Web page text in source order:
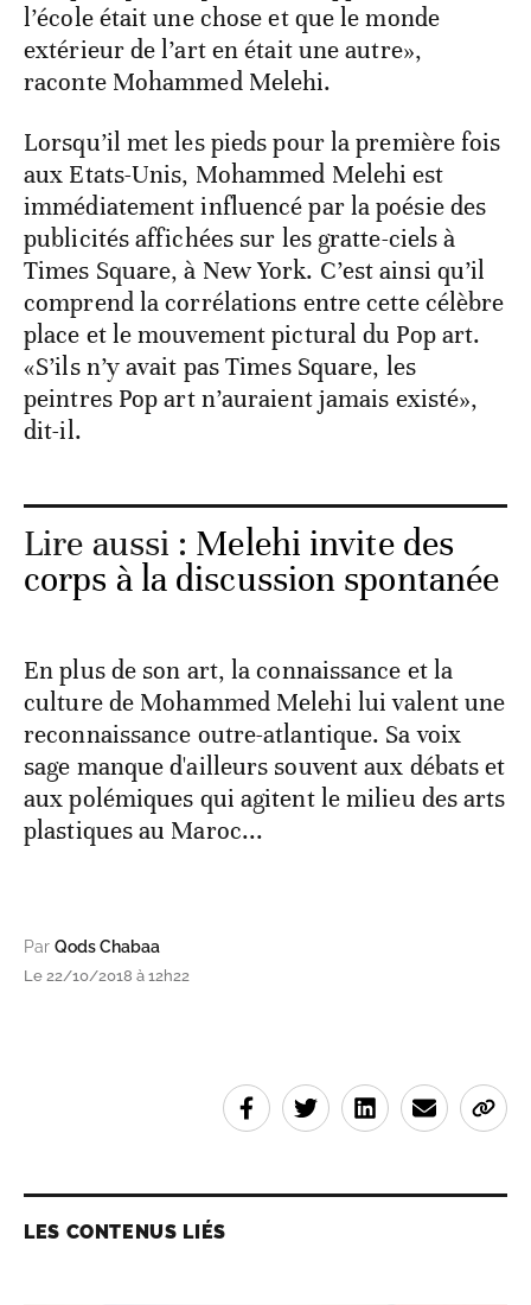
l’école était une chose et que le monde
extérieur de l’art en était une autre»,
raconte Mohammed Melehi.
Lorsqu’il met les pieds pour la première fois
aux Etats-Unis, Mohammed Melehi est
immédiatement influencé par la poésie des
publicités affichées sur les gratte-ciels à
Times Square, à New York. C’est ainsi qu’il
comprend la corrélations entre cette célèbre
place et le mouvement pictural du Pop art.
«S’ils n’y avait pas Times Square, les
peintres Pop art n’auraient jamais existé»,
dit-il.
Lire aussi : Melehi invite des
corps à la discussion spontanée
En plus de son art, la connaissance et la
culture de Mohammed Melehi lui valent une
reconnaissance outre-atlantique. Sa voix
sage manque d'ailleurs souvent aux débats et
aux polémiques qui agitent le milieu des arts
plastiques au Maroc...
Par Qods Chabaa
Le 22/10/2018 à 12h22
LES CONTENUS LIÉS